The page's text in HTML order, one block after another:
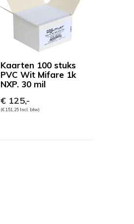
Kaarten 100 stuks
PVC Wit Mifare 1k
NXP. 30 mil
€ 125,-
(€ 151,25 Incl. btw)